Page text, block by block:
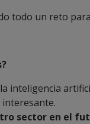
todo un reto
inteligencia
sector en el